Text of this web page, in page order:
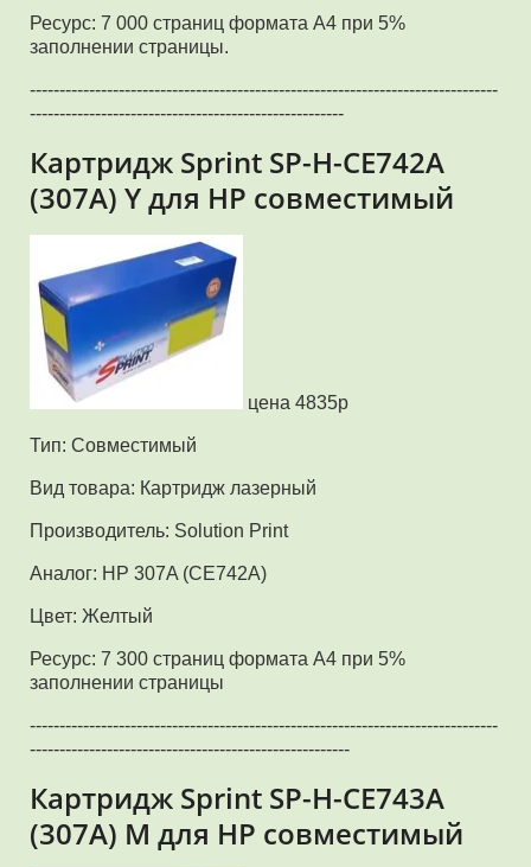
Ресурс: 7 000 страниц формата А4 при 5%
заполнении страницы.
-------------------------------------------------------------------------------
-----------------------------------------------------
Картридж Sprint SP-H-CE742A
(307A) Y для HP совместимый
цена 4835р
Тип: Совместимый
Вид товара: Картридж лазерный
Производитель: Solution Print
Аналог: HP 307A (CE742A)
Цвет: Желтый
Ресурс: 7 300 страниц формата А4 при 5%
заполнении страницы
-------------------------------------------------------------------------------
------------------------------------------------------
Картридж Sprint SP-H-CE743A
(307A) M для HP совместимый